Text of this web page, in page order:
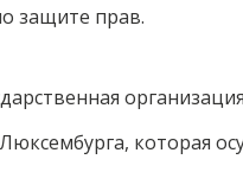
защите прав.
которая